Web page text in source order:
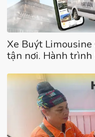
Xe Buýt Limousine
tận nơi. Hành trình